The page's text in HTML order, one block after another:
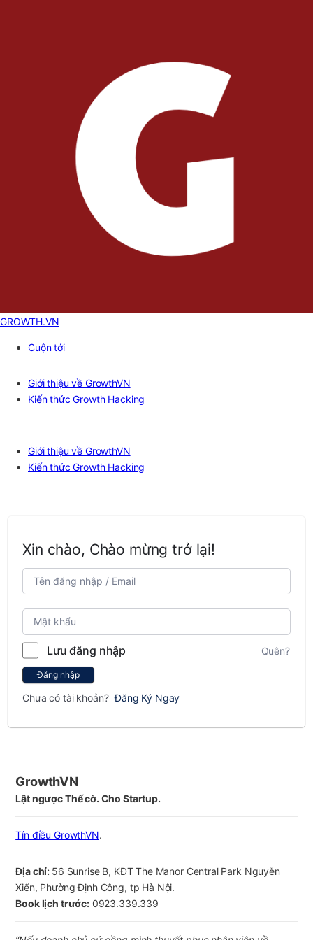
GROWTH.VN
Cuộn tới
Giới thiệu về GrowthVN
Kiến thức Growth Hacking
Giới thiệu về GrowthVN
Kiến thức Growth Hacking
Xin chào, Chào mừng trở lại!
Lưu đăng nhập Quên?
Đăng nhập
Chưa có tài khoản?Đăng Ký Ngay
GrowthVN
Lật ngược Thế cờ. Cho Startup.
Tín điều GrowthVN.
Địa chỉ: 56 Sunrise B, KĐT The Manor Central Park Nguyễn
Xiển, Phường Định Công, tp Hà Nội.
Book lịch trước:0923.339.339